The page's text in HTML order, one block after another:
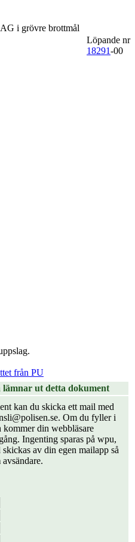
i grövre brottmål
Löpande nr
18291-00
från PU
lämnar ut detta dokument
kan du skicka ett mail med
Om du fyller i
din webbläsare
Ingenting sparas på wpu,
av din egen mailapp så